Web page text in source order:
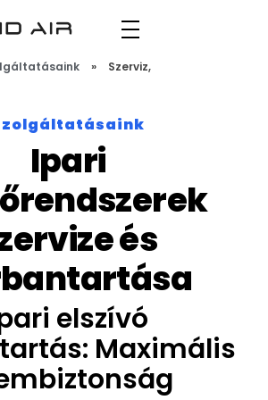
»
Szerviz,
Ipari
és
elszívó
Maximális